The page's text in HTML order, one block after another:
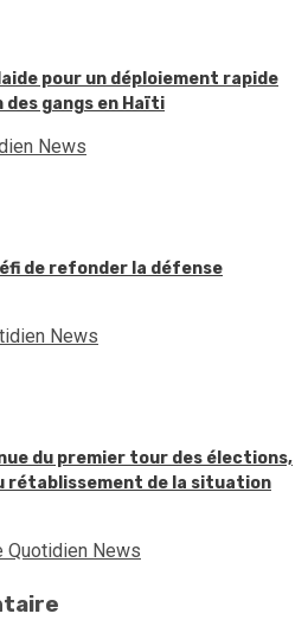
pour un déploiement rapide
des gangs en Haïti
News
de refonder la défense
News
du premier tour des élections,
rétablissement de la situation
Quotidien News